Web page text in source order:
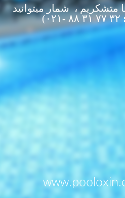
متشکریم ، شمار میتوانید
۳۲ ۷۷ ۳۱ ۸۸ -۰۲۱)